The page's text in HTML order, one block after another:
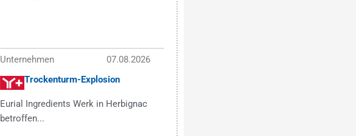
Unternehmen
07.08.2026
Trockenturm-Explosion
Eurial Ingredients Werk in Herbignac
betroffen...